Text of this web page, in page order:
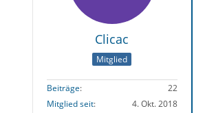
Clicac
Mitglied
Beiträge
22
Mitglied seit
4. Okt. 2018